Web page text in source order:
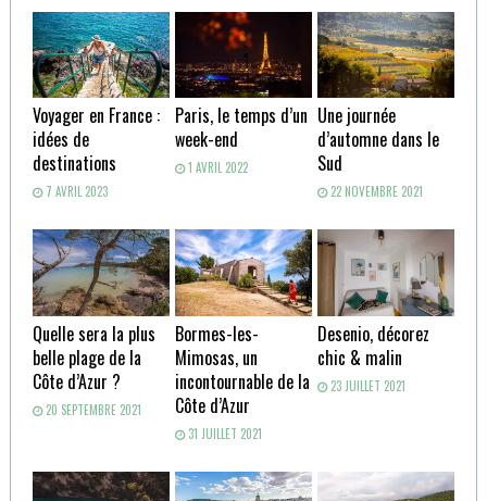
Voyager en France :
idées de
destinations
7 AVRIL 2023
Paris, le temps d’un
week-end
1 AVRIL 2022
Une journée
d’automne dans le
Sud
22 NOVEMBRE 2021
Quelle sera la plus
belle plage de la
Côte d’Azur ?
20 SEPTEMBRE 2021
Bormes-les-
Mimosas, un
incontournable de la
Côte d’Azur
31 JUILLET 2021
Desenio, décorez
chic & malin
23 JUILLET 2021